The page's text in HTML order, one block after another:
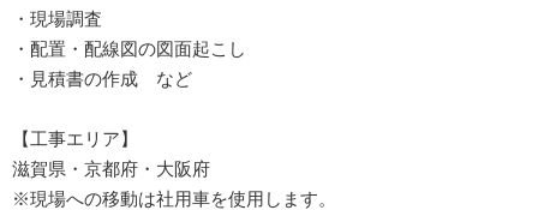
・現場調査
・配置・配線図の図面起こし
・見積書の作成 など
【工事エリア】
滋賀県・京都府・大阪府
※現場への移動は社用車を使用します。